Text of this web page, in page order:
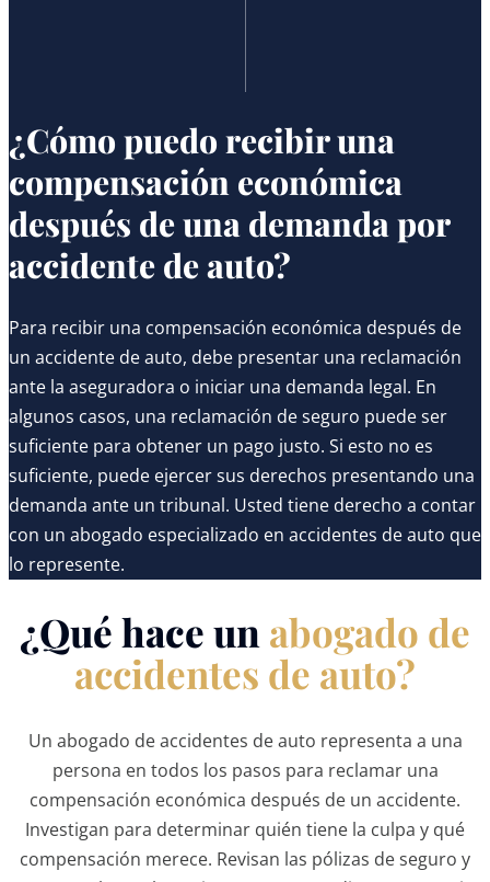
¿Cómo puedo recibir una
compensación económica
después de una demanda por
accidente de auto?
Para recibir una compensación económica después de
un accidente de auto, debe presentar una reclamación
ante la aseguradora o iniciar una demanda legal. En
algunos casos, una reclamación de seguro puede ser
suficiente para obtener un pago justo. Si esto no es
suficiente, puede ejercer sus derechos presentando una
demanda ante un tribunal. Usted tiene derecho a contar
con un abogado especializado en accidentes de auto que
lo represente.
¿Qué hace un abogado de
accidentes de auto?
Un abogado de accidentes de auto representa a una
persona en todos los pasos para reclamar una
compensación económica después de un accidente.
Investigan para determinar quién tiene la culpa y qué
compensación merece. Revisan las pólizas de seguro y